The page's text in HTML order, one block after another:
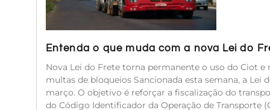
Entenda o que muda com a nova Lei do
Nova Lei do Frete torna permanente o uso do Ciot
multas de bloqueios Sancionada esta semana, a
março. O objetivo é reforçar a fiscalização do
do Código Identificador da Operação de Transporte